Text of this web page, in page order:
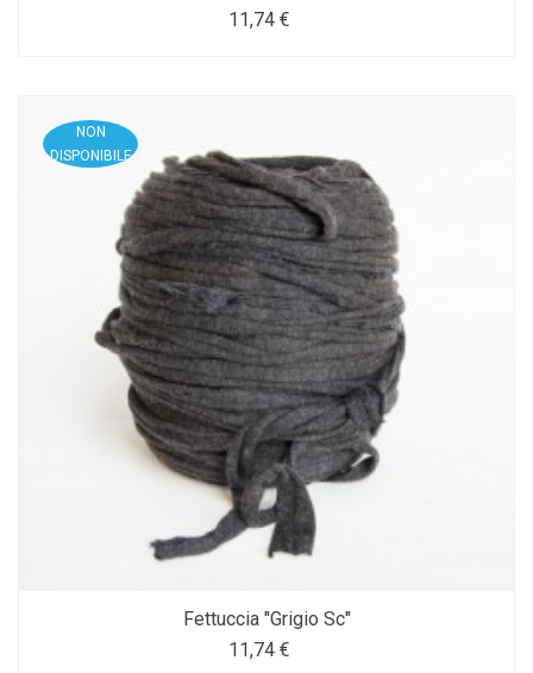
11,74 €
Fettuccia "Grigio Sc"
11,74 €
NON
DISPONIBILE